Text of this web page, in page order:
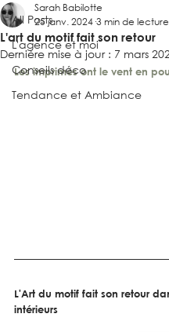
All Posts
L'agence et moi
Conseils déco
Tendance et Ambiance
L'art du motif fait son retour
Sarah Babilotte
25 janv. 2024 3 min de lecture
Dernière mise à jour : 7 mars
Les imprimés ont le vent en
L'Art du motif fait son retour
intérieurs